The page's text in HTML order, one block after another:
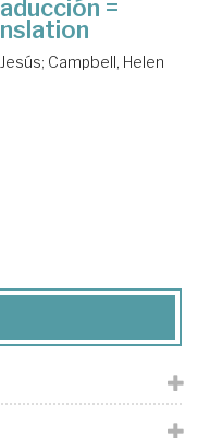
=
; Campbell, Helen